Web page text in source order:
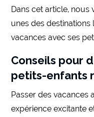
Dans cet article,
unes des
vacances avec ses
Conseils pour
petits-enfants
Passer des vacances
expérience excitante